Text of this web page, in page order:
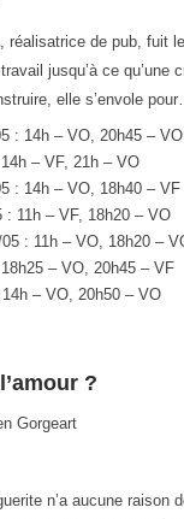
réalisatrice de pub, fuit
jusqu’à ce qu’une
elle s’envole
: 14h – VO, 20h45 – VO
– VF, 21h – VO
: 14h – VO, 18h40 – VF
: 11h – VF, 18h20 – VO
: 11h – VO, 18h20 –
– VO, 20h45 – VF
– VO, 20h50 – VO
?
Gorgeart
n’a aucune raison